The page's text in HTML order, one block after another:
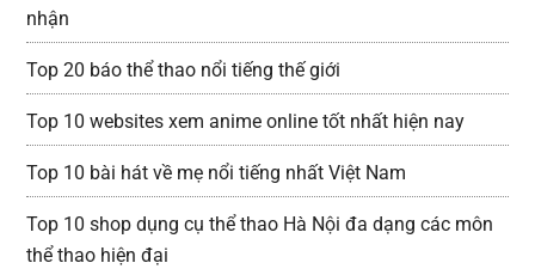
nhận
Top 20 báo thể thao nổi tiếng thế giới
Top 10 websites xem anime online tốt nhất hiện nay
Top 10 bài hát về mẹ nổi tiếng nhất Việt Nam
Top 10 shop dụng cụ thể thao Hà Nội đa dạng các môn
thể thao hiện đại